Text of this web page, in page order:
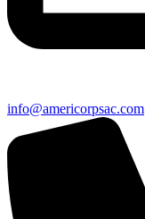
info@americorpsac.com